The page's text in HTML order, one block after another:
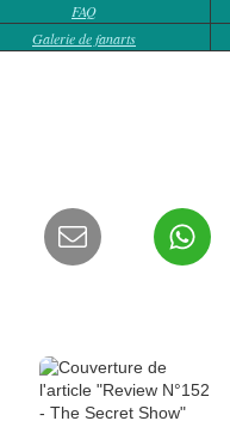
FAQ
Galerie de fanarts